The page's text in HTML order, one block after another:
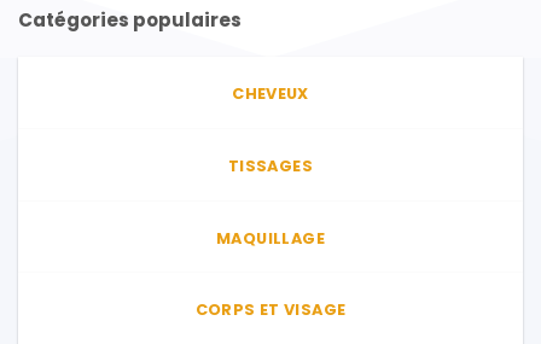
Catégories populaires
CHEVEUX
TISSAGES
MAQUILLAGE
CORPS ET VISAGE